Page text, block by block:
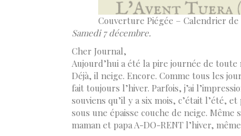
Couverture Piégée – Calendrier de
Samedi 7 décembre.
Cher Journal,
Aujourd’hui a été la pire journée de toute
Déjà, il neige. Encore. Comme tous les
fait toujours l’hiver. Parfois, j’ai
souviens qu’il y a six mois, c’était l’été,
sous une épaisse couche de neige.
maman et papa A-DO-RENT l’hiver,